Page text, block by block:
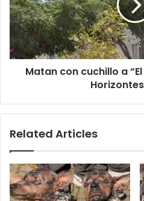
“El
Brujo”
en
su
casa
Matan con cuchillo a
Related Articles